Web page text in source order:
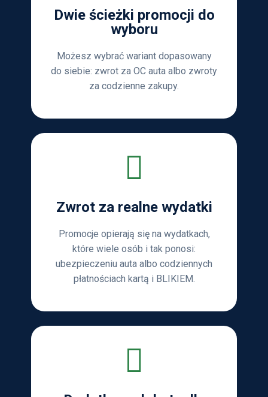
Dwie ścieżki promocji do
wyboru
Możesz wybrać wariant dopasowany
do siebie: zwrot za OC auta albo zwroty
za codzienne zakupy.
Zwrot za realne wydatki
Promocje opierają się na wydatkach,
które wiele osób i tak ponosi:
ubezpieczeniu auta albo codziennych
płatnościach kartą i BLIKIEM.